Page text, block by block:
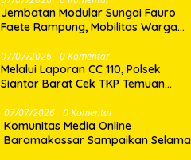
Jembatan Modular Sungai Fauro
Faete Rampung, Mobilitas Warga
07/07/2026 0 Komentar
Melalui Laporan CC 110, Polsek
Siantar Barat Cek TKP Temuan
07/07/2026 0 Komentar
Komunitas Media Online
Baramakassar Sampaikan